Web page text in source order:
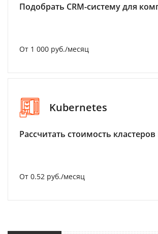
Подобрать CRM-систему для
От 1 000 руб./месяц
Kubernetes
Рассчитать стоимость
От 0.52 руб./месяц